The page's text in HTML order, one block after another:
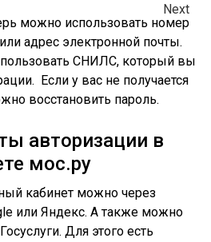
Next
можно использовать номер
адрес электронной почты.
СНИЛС, который вы
Если у вас не получается
восстановить пароль.
авторизации в
мос.ру
кабинет можно через
или Яндекс. А также можно
Для этого есть